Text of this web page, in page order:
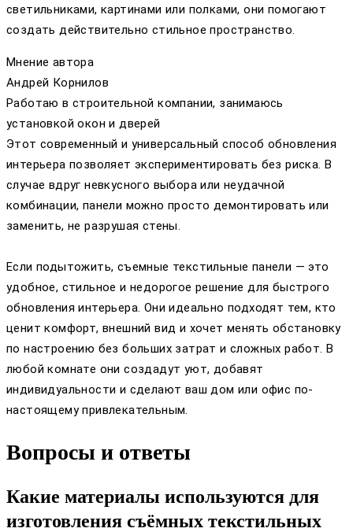
светильниками, картинами или полками, они помогают
создать действительно стильное пространство.
Мнение автора
Андрей Корнилов
Работаю в строительной компании, занимаюсь
установкой окон и дверей
Этот современный и универсальный способ обновления
интерьера позволяет экспериментировать без риска. В
случае вдруг невкусного выбора или неудачной
комбинации, панели можно просто демонтировать или
заменить, не разрушая стены.
Если подытожить, съемные текстильные панели — это
удобное, стильное и недорогое решение для быстрого
обновления интерьера. Они идеально подходят тем, кто
ценит комфорт, внешний вид и хочет менять обстановку
по настроению без больших затрат и сложных работ. В
любой комнате они создадут уют, добавят
индивидуальности и сделают ваш дом или офис по-
настоящему привлекательным.
Вопросы и ответы
Какие материалы используются для
изготовления съёмных текстильных